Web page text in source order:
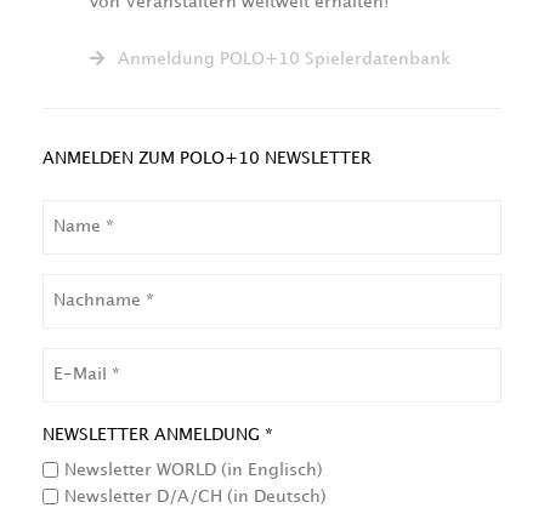
Anmeldung POLO+10 Spielerdatenbank
ANMELDEN ZUM POLO+10 NEWSLETTER
NEWSLETTER ANMELDUNG *
Newsletter WORLD (in Englisch)
Newsletter D/A/CH (in Deutsch)